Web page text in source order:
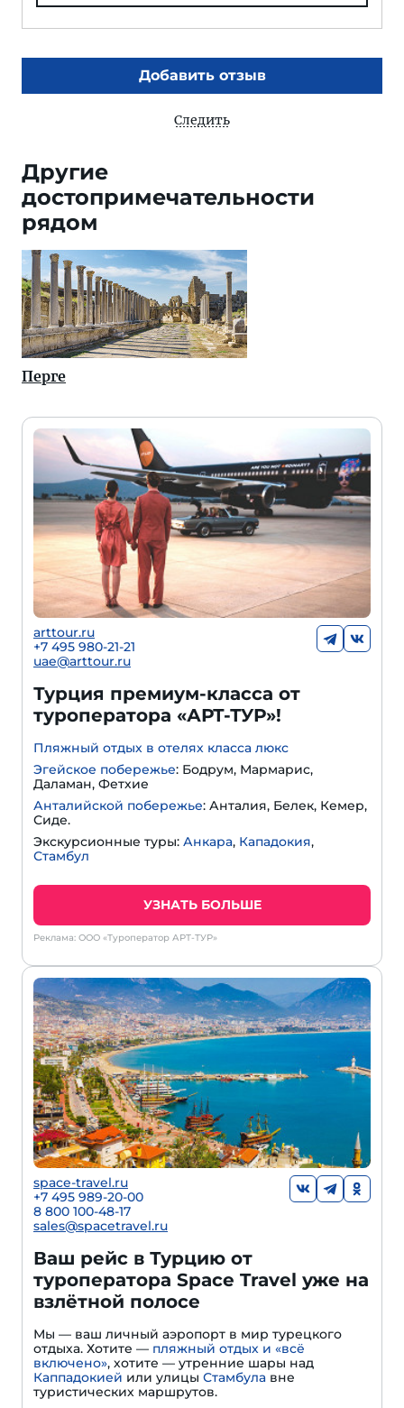
Добавить отзыв
Следить
Другие
достопримечательности
рядом
Перге
arttour.ru
+7 495 980-21-21
uae@arttour.ru
Турция премиум-класса от
туроператора «АРТ-ТУР»!
Пляжный отдых в отелях класса люкс
Эгейское побережье: Бодрум, Мармарис,
Даламан, Фетхие
Анталийской побережье: Анталия, Белек, Кемер,
Сиде.
Экскурсионные туры: Анкара, Кападокия,
Стамбул
УЗНАТЬ БОЛЬШЕ
Реклама: ООО «Туроператор АРТ-ТУР»
space-travel.ru
+7 495 989-20-00
8 800 100-48-17
sales@spacetravel.ru
Ваш рейс в Турцию от
туроператора Space Travel уже на
взлётной полосе
Мы — ваш личный аэропорт в мир турецкого
отдыха. Хотите — пляжный отдых и «всё
включено», хотите — утренние шары над
Каппадокией или улицы Стамбула вне
туристических маршрутов.